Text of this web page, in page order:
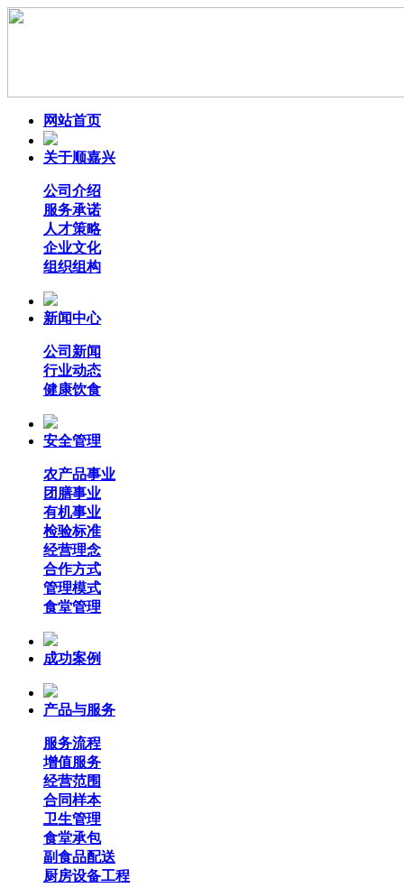
网站首页
关于顺嘉兴
公司介绍
服务承诺
人才策略
企业文化
组织组构
新闻中心
公司新闻
行业动态
健康饮食
安全管理
农产品事业
团膳事业
有机事业
检验标准
经营理念
合作方式
管理模式
食堂管理
成功案例
产品与服务
服务流程
增值服务
经营范围
合同样本
卫生管理
食堂承包
副食品配送
厨房设备工程